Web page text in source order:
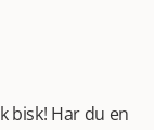
bisk! Har du en